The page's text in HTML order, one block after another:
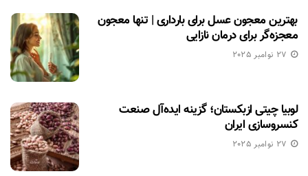
بهترین معجون عسل برای بارداری | تنها معجون
معجزه‌گر برای درمان نازایی
27 نوامبر 2025
لوبیا چیتی ازبکستان؛ گزینه ایده‌آل صنعت
کنسروسازی ایران
27 نوامبر 2025